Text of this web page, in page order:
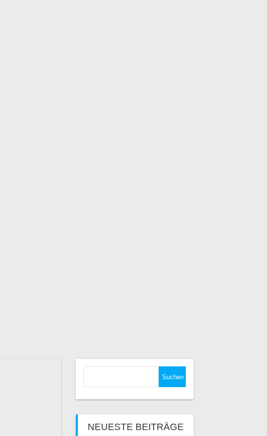
NEUESTE BEITRÄGE